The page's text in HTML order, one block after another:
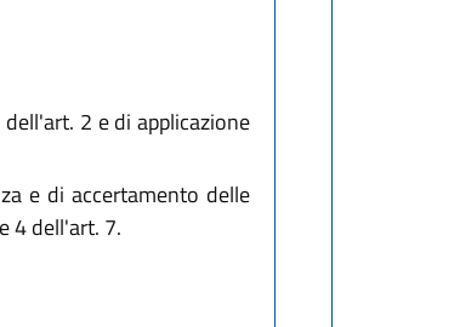
2 e di applicazione
e di accertamento delle
4 dell'art. 7.